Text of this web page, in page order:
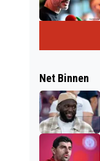
Net Binnen